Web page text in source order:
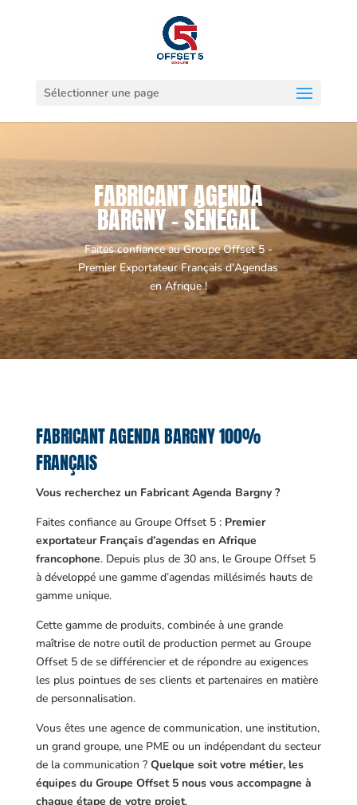
Sélectionner une page
FABRICANT AGENDA
BARGNY - SÉNÉGAL
Faites confiance au Groupe Offset 5 -
Premier Exportateur Français d'Agendas
en Afrique !
FABRICANT AGENDA BARGNY 100%
FRANÇAIS
Vous recherchez un Fabricant Agenda Bargny ?
Faites confiance au Groupe Offset 5 : Premier
exportateur Français d’agendas en Afrique
francophone. Depuis plus de 30 ans, le Groupe Offset 5
à développé une gamme d’agendas millésimés hauts de
gamme unique.
Cette gamme de produits, combinée à une grande
maîtrise de notre outil de production permet au Groupe
Offset 5 de se différencier et de répondre au exigences
les plus pointues de ses clients et partenaires en matière
de personnalisation.
Vous êtes une agence de communication, une institution,
un grand groupe, une PME ou un indépendant du secteur
de la communication ? Quelque soit votre métier, les
équipes du Groupe Offset 5 nous vous accompagne à
chaque étape de votre projet.